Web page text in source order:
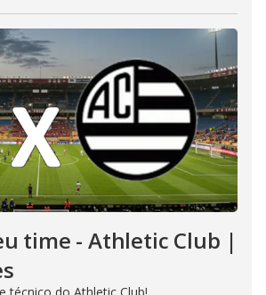
time - Athletic Club |